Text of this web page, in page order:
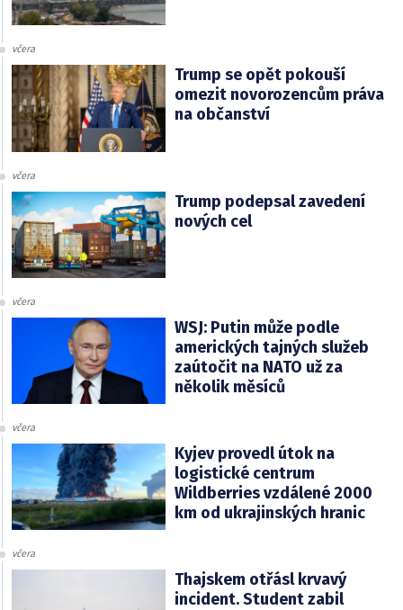
včera
Trump se opět pokouší
omezit novorozencům práva
na občanství
včera
Trump podepsal zavedení
nových cel
včera
WSJ: Putin může podle
amerických tajných služeb
zaútočit na NATO už za
několik měsíců
včera
Kyjev provedl útok na
logistické centrum
Wildberries vzdálené 2000
km od ukrajinských hranic
včera
Thajskem otřásl krvavý
incident. Student zabil